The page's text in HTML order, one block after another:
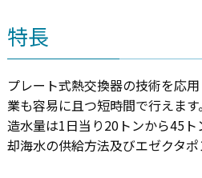
特長
プレート式熱交換器の技術を応
業も容易に且つ短時間で行えます。
造水量は1日当り20トンから45
却海水の供給方法及びエゼクタ